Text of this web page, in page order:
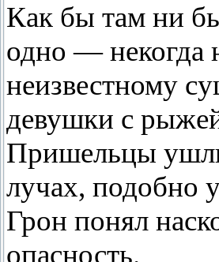
Как бы там ни
одно — некогда
неизвестному
девушки с
Пришельцы ушли
лучах, подобно
Грон понял
опасность.